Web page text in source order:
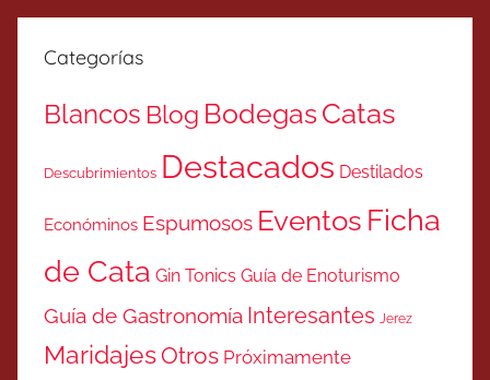
Categorías
Blancos Blog BodegasCatas
Descubrimientos Destacados Destilados
Económinos Espumosos Eventos Ficha
de Cata Gin Tonics Guía de Enoturismo
Guía de Gastronomía Interesantes Jerez
MaridajesOtros Próximamente